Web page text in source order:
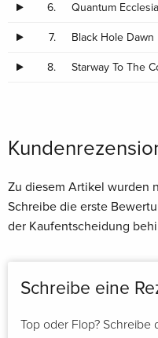
6. Quantum Ecclesia
7. Black Hole Dawn
8. Starway To The
Zu diesem Artikel wurden
Schreibe die erste
der Kaufentscheidung
Schreibe eine
Top oder Flop? Schreibe